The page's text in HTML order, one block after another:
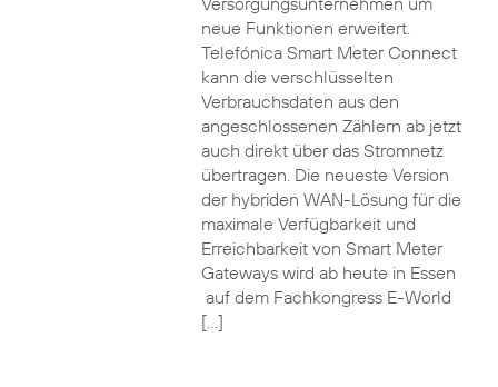
neue Funktionen erweitert.
Telefónica Smart Meter Connect
kann die verschlüsselten
Verbrauchsdaten aus den
angeschlossenen Zählern ab jetzt
auch direkt über das Stromnetz
übertragen. Die neueste Version
der hybriden WAN-Lösung für die
maximale Verfügbarkeit und
Erreichbarkeit von Smart Meter
Gateways wird ab heute in Essen
auf dem Fachkongress E-World
[…]